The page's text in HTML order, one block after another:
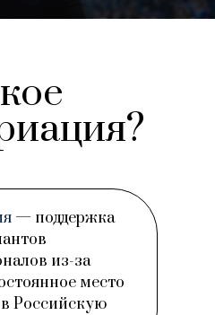
— поддержка
из-за
место
Российскую